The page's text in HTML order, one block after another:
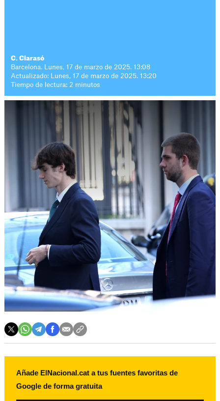
C. Clarasó
Barcelona. Lunes, 17 de marzo de 2025. 13:08
Actualizado: Lunes, 17 de marzo de 2025. 13:20
Tiempo de lectura: 2 minutos
Añade ElNacional.cat a tus fuentes favoritas de
Google de forma gratuita